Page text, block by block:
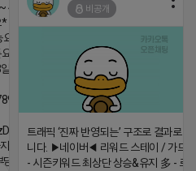
4/26 사
※체험단
일※ 모
일 12 ~
이내 ※
가능 체
담입니다.
2026-04-18 17:05
비공개
트래픽 ‘진짜 반영되는’ 구조로 결과로
니다. ▶네이버◀ 리워드 스테이 / 가드 /
- 시즌키워드 최상단 상승&유지 多 - 로